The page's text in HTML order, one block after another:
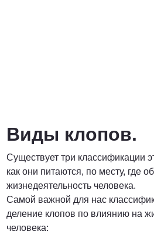
Виды клопов.
Существует три классификации
как они питаются, по месту, где
жизнедеятельность человека.
Самой важной для нас
деление клопов по влиянию на
человека: